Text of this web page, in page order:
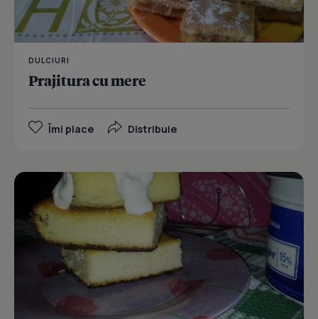
DULCIURI
Prajitura cu mere
Îmi place Distribuie